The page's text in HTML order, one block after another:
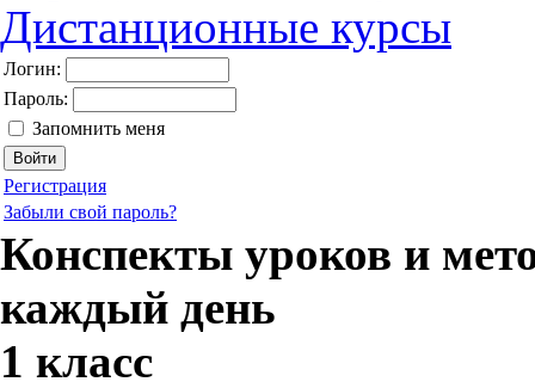
Дистанционные курсы
Логин:
Пароль:
Запомнить меня
Регистрация
Забыли свой пароль?
Конспекты уроков и
каждый день
1 класс